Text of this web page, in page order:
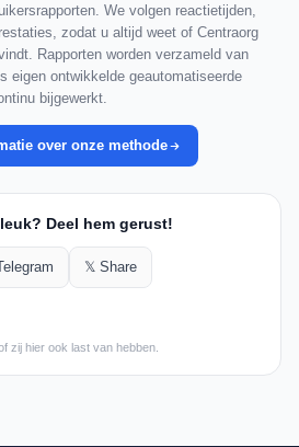
We volgen reactietijden,
zodat u altijd weet of Centraorg
Rapporten worden verzameld van
eigen ontwikkelde geautomatiseerde
bijgewerkt.
over onze methode
Deel hem gerust!
𝕏 Share
zij hier ook last van hebben.